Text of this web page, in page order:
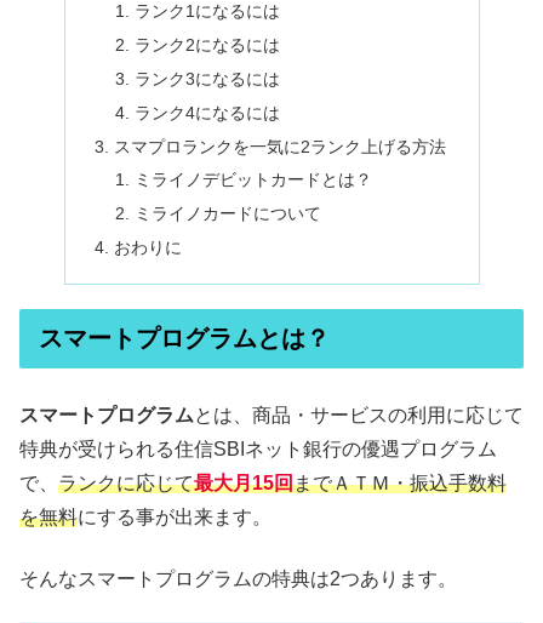
ランク1になるには
ランク2になるには
ランク3になるには
ランク4になるには
スマプロランクを一気に2ランク上げる方法
ミライノデビットカードとは？
ミライノカードについて
おわりに
スマートプログラムとは？
スマートプログラムとは、商品・サービスの利用に応じて
特典が受けられる住信SBIネット銀行の優遇プログラム
で、 ランクに応じて最大月15回までＡＴＭ・振込手数料
を無料にする事が出来ます。
そんなスマートプログラムの特典は2つあります。